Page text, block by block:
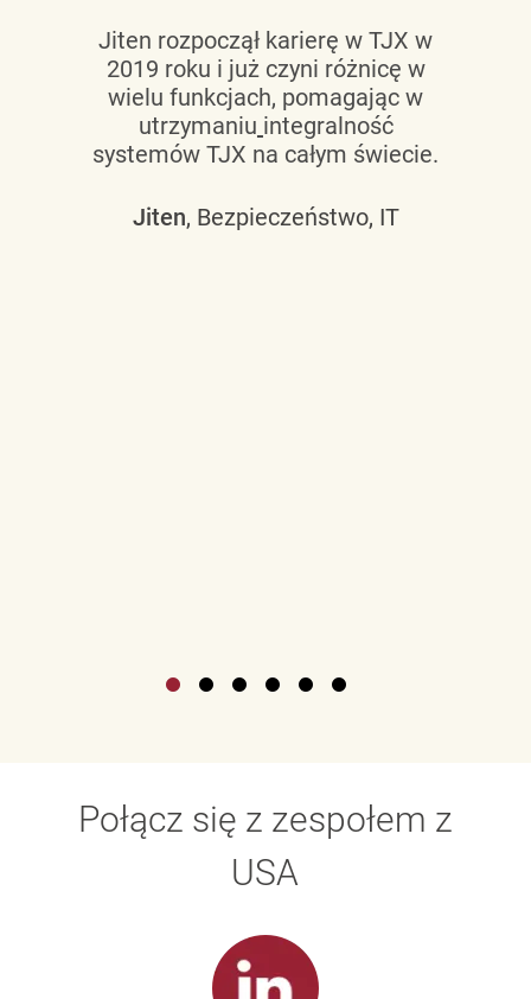
Jiten rozpoczął karierę w TJX w
2019 roku i już czyni różnicę w
wielu funkcjach, pomagając w
utrzymaniu integralność
systemów TJX na całym świecie.
Jiten, Bezpieczeństwo, IT
Połącz się z zespołem z
USA